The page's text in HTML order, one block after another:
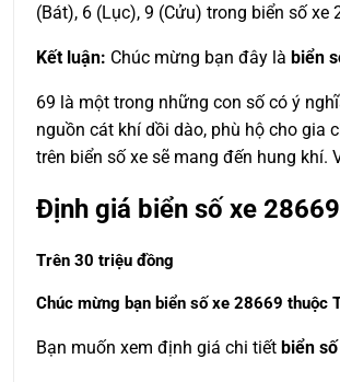
(Bát), 6 (Lục), 9 (Cửu) trong biển số xe
Kết luận: Chúc mừng bạn đây là biển
69 là một trong những con số có ý
nguồn cát khí dồi dào, phù hộ cho gia
trên biển số xe sẽ mang đến hung khí.
Định giá biển số xe 28669
Trên 30 triệu đồng
Chúc mừng bạn biển số xe 28669 thuộc
Bạn muốn xem định giá chi tiết biển